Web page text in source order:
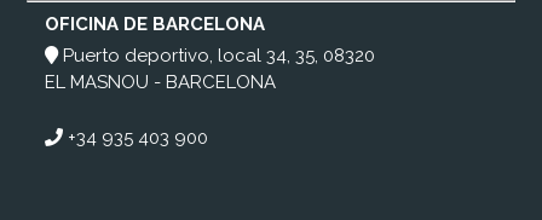
OFICINA DE BARCELONA
Puerto deportivo, local 34, 35, 08320
EL MASNOU - BARCELONA
+34 935 403 900